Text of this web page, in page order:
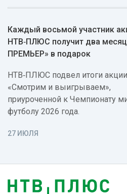
Каждый восьмой участник
НТВ‑ПЛЮС получит два
ПРЕМЬЕР» в подарок
НТВ‑ПЛЮС подвел итоги акции
«Смотрим и выигрываем»,
приуроченной к Чемпионату
футболу 2026 года.
27 ИЮЛЯ